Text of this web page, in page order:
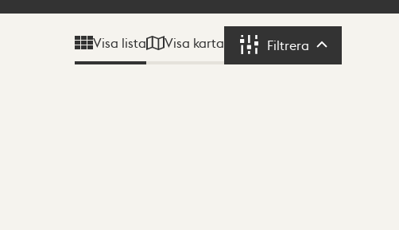
Visa lista Visa karta Filtrera Filtrera